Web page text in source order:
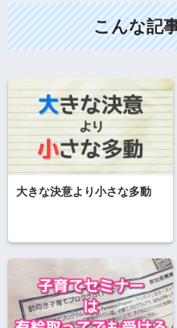
こんな記
大きな決意より小さな多動